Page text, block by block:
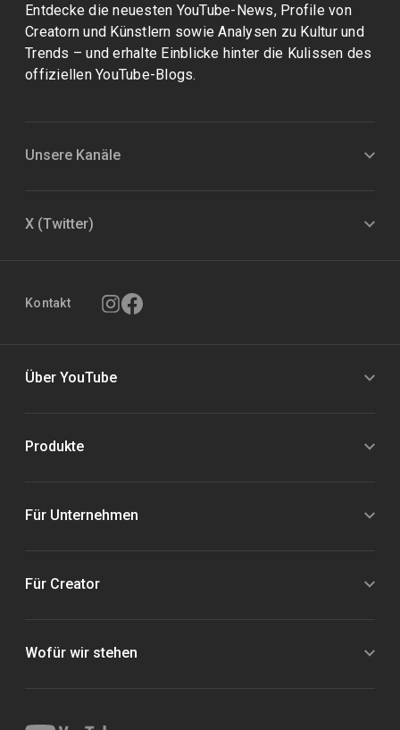
Entdecke die neuesten YouTube-News, Profile von
Creatorn und Künstlern sowie Analysen zu Kultur und
Trends – und erhalte Einblicke hinter die Kulissen des
offiziellen YouTube-Blogs.
Unsere Kanäle
X (Twitter)
Kontakt
Über YouTube
Produkte
Für Unternehmen
Für Creator
Wofür wir stehen